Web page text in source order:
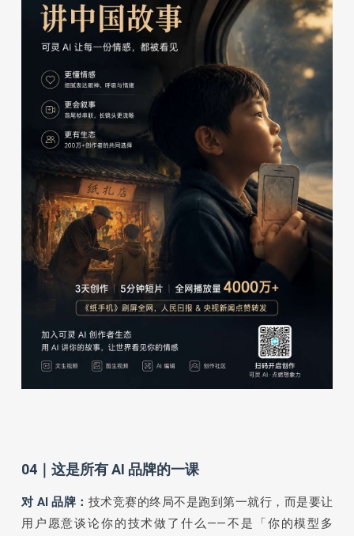
04｜这是所有 AI 品牌的一课
对 AI 品牌： 技术竞赛的终局不是跑到第一就行，而是要让
用户愿意谈论你的技术做了什么——不是「你的模型多